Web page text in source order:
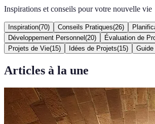
Inspirations et conseils pour votre nouvelle vie
Inspiration(70) Conseils Pratiques(26)
Développement Personnel (20) Évaluation de
Projets de Vie(15) Idées de Projets(15)
Articles à la une